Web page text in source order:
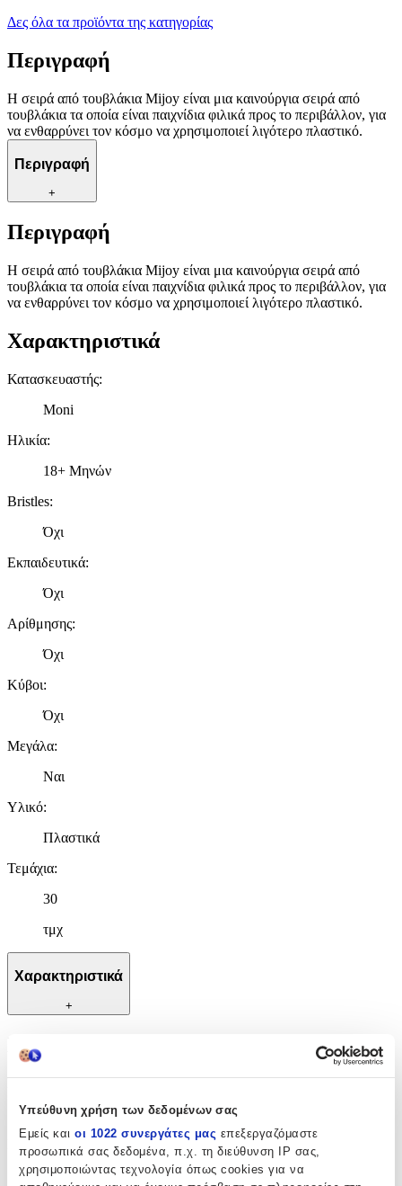
Υπεύθυνη χρήση των δεδομένων σας
Εμείς και οι 1022 συνεργάτες μας επεξεργαζόμαστε
προσωπικά σας δεδομένα, π.χ. τη διεύθυνση IP σας,
χρησιμοποιώντας τεχνολογία όπως cookies για να
Δες όλα τα προϊόντα της κατηγορίας
Περιγραφή
Η σειρά από τουβλάκια Mijoy είναι μια καινούργια σειρά από
τουβλάκια τα οποία είναι παιχνίδια φιλικά προς το περιβάλλον, για
να ενθαρρύνει τον κόσμο να χρησιμοποιεί λιγότερο πλαστικό.
Περιγραφή
+
Περιγραφή
Η σειρά από τουβλάκια Mijoy είναι μια καινούργια σειρά από
τουβλάκια τα οποία είναι παιχνίδια φιλικά προς το περιβάλλον, για
να ενθαρρύνει τον κόσμο να χρησιμοποιεί λιγότερο πλαστικό.
Χαρακτηριστικά
Κατασκευαστής:
Moni
Ηλικία:
18+ Μηνών
Bristles:
Όχι
Εκπαιδευτικά:
Όχι
Αρίθμησης:
Όχι
Κύβοι:
Όχι
Μεγάλα:
Ναι
Υλικό:
Πλαστικά
Τεμάχια:
30
τμχ
Χαρακτηριστικά
+
Χαρακτηριστικά
Κατασκευαστής:
Moni
Ηλικία :
18+ Μηνών